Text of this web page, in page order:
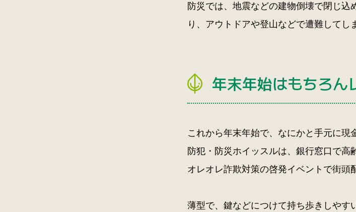
防災では、地震などの建物倒壊で閉じ
り、アウトドアや登山などで遭難してし
年末年始はもちろん
これから年末年始で、なにかと手元に現
防犯・防災ホイッスルは、銀行窓口で高
オレオレ詐欺対策の啓発イベントで街頭
薄型で、鍵などにつけて持ち歩きしやす